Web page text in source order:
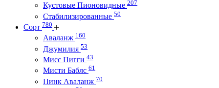
Кустовые Пионовидные 207
Стабилизированные 50
Сорт 780
Аваланж 160
Джумилия 53
Мисс Пигги 43
Мисти Баблс 61
Пинк Аваланж 70